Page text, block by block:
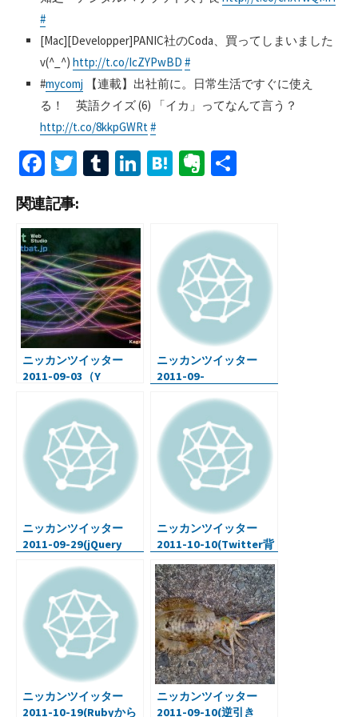
#
[Mac][Developper]PANIC社のCoda、買ってしまいました
v(^_^) http://t.co/IcZYPwBD #
#mycomj 【連載】出社前に。日常生活ですぐに使え
る！ 英語クイズ (6) 「イカ」ってなんて言う？
http://t.co/8kkpGWRt#
Fa
ce
b
o
o
k
T
tt
er
T
bl
r
Li H
n
a
Ev
ot
e
関連記事:
ニッカンツイッター
2011-09-03（Y
Rails3.1、背景が輝くア
イキャッチ画像）
ニッカンツイッター
2011-09-
このソフト達・フリー
epsアイコン・Webデ
ザイン入門・etc)
ニッカンツイッター
2011-09-29(jQuery
アプリの基本・写真の
合成を簡単に・
Firefox7.0)
ニッカンツイッター
2011-10-10(Twitter背
撮り・)
ニッカンツイッター
2011-10-19(Rubyから
ニッカンツイッター
2011-09-10(逆引き